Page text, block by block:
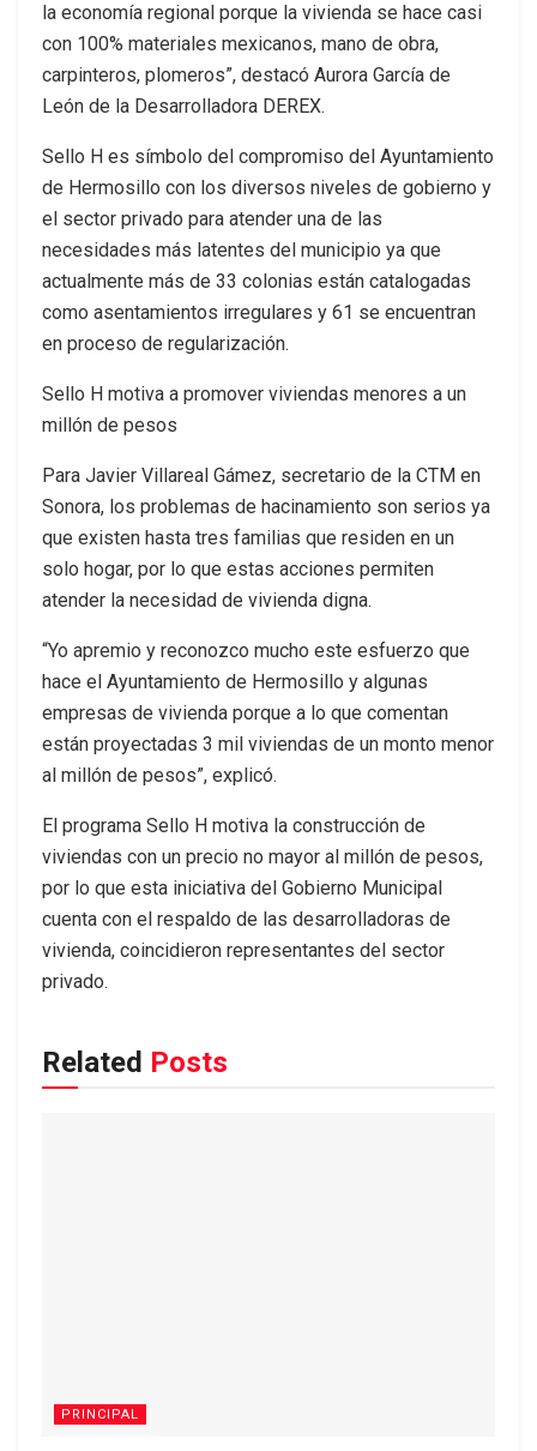
la economía regional porque la vivienda se hace casi
con 100% materiales mexicanos, mano de obra,
carpinteros, plomeros”, destacó Aurora García de
León de la Desarrolladora DEREX.
Sello H es símbolo del compromiso del Ayuntamiento
de Hermosillo con los diversos niveles de gobierno y
el sector privado para atender una de las
necesidades más latentes del municipio ya que
actualmente más de 33 colonias están catalogadas
como asentamientos irregulares y 61 se encuentran
en proceso de regularización.
Sello H motiva a promover viviendas menores a un
millón de pesos
Para Javier Villareal Gámez, secretario de la CTM en
Sonora, los problemas de hacinamiento son serios ya
que existen hasta tres familias que residen en un
solo hogar, por lo que estas acciones permiten
atender la necesidad de vivienda digna.
“Yo apremio y reconozco mucho este esfuerzo que
hace el Ayuntamiento de Hermosillo y algunas
empresas de vivienda porque a lo que comentan
están proyectadas 3 mil viviendas de un monto menor
al millón de pesos”, explicó.
El programa Sello H motiva la construcción de
viviendas con un precio no mayor al millón de pesos,
por lo que esta iniciativa del Gobierno Municipal
cuenta con el respaldo de las desarrolladoras de
vivienda, coincidieron representantes del sector
privado.
Related Posts
PRINCIPAL